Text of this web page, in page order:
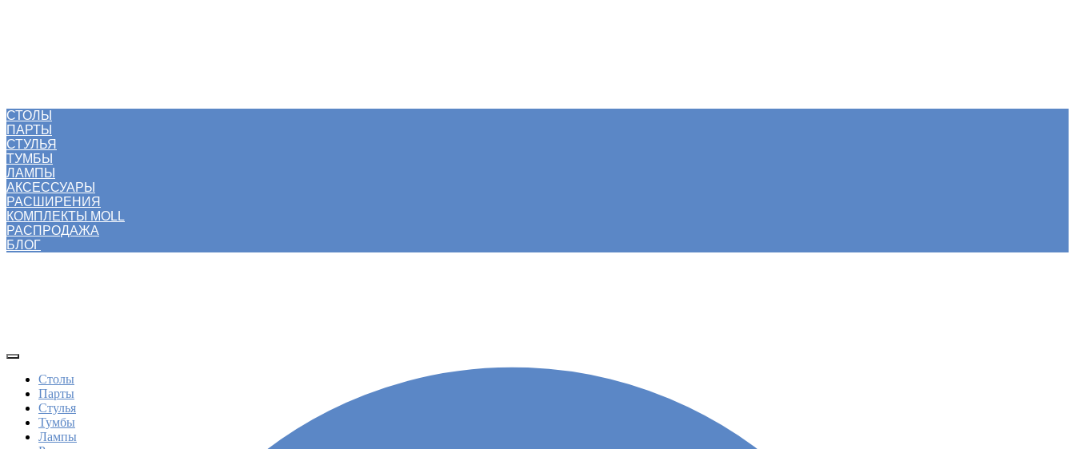
СТОЛЫ
ПАРТЫ
СТУЛЬЯ
ТУМБЫ
ЛАМПЫ
АКСЕССУАРЫ
РАСШИРЕНИЯ
КОМПЛЕКТЫ MOLL
РАСПРОДАЖА
БЛОГ
Столы
Парты
Стулья
Тумбы
Лампы